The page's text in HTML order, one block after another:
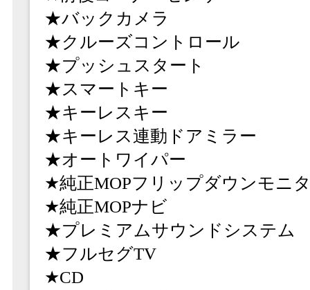
★バックカメラ
★クルーズコントロール
★プッシュスタート
★スマートキー
★キーレスキー
★キーレス連動ドアミラー
★オートワイパー
★純正MOPフリップダウンモニ
★純正MOPナビ
★プレミアムサウンドシステム
★フルセグTV
★CD